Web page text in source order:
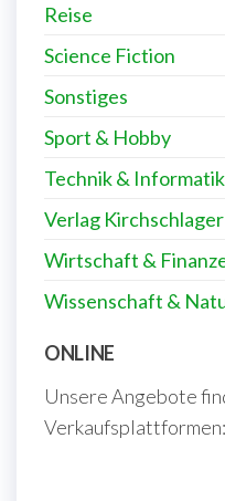
Reise
Science Fiction
Sonstiges
Sport & Hobby
Technik & Informatik
Verlag Kirchschlager
Wirtschaft &
Wissenschaft &
ONLINE
Unsere Angebote
Verkaufsplattformen: